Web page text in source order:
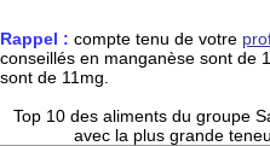
Rappel : compte tenu de votre
conseillés en manganèse sont de
sont de 11mg
Top 10 des aliments du groupe
avec la plus grande